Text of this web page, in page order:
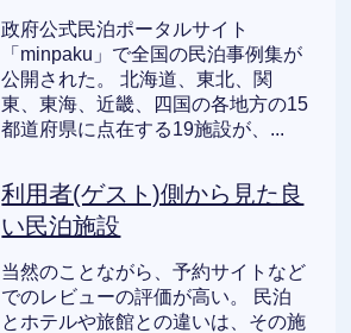
政府公式民泊ポータルサイト
「minpaku」で全国の民泊事例集が
公開された。 北海道、東北、関
東、東海、近畿、四国の各地方の15
都道府県に点在する19施設が、...
利用者(ゲスト)側から見た良
い民泊施設
当然のことながら、予約サイトなど
でのレビューの評価が高い。 民泊
とホテルや旅館との違いは、その施